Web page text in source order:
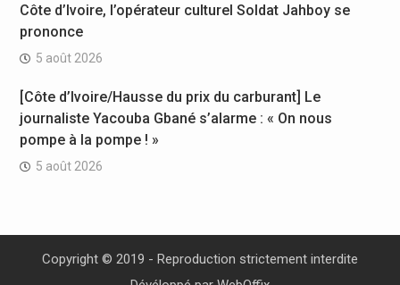
Côte d’Ivoire, l’opérateur culturel Soldat Jahboy se
prononce
5 août 2026
[Côte d’Ivoire/Hausse du prix du carburant] Le
journaliste Yacouba Gbané s’alarme : « On nous
pompe à la pompe ! »
5 août 2026
Copyright © 2019 - Reproduction strictement interdite